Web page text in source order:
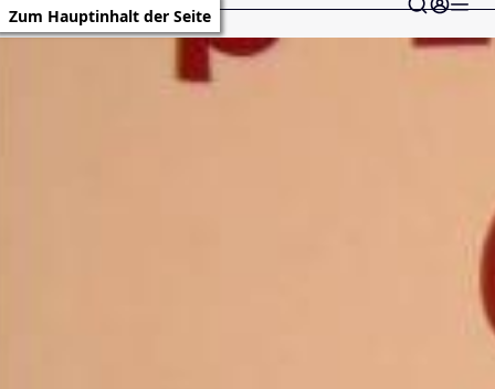
Zum Hauptinhalt der Seite